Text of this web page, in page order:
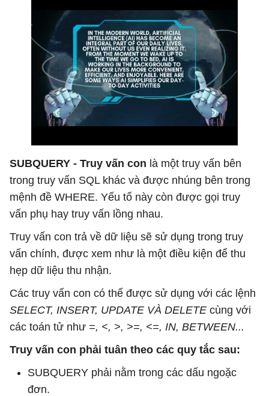
SUBQUERY - Truy vấn con là một truy vấn bên
trong truy vấn SQL khác và được nhúng bên trong
mệnh đề WHERE. Yếu tố này còn được gọi truy
vấn phụ hay truy vấn lồng nhau.
Truy vấn con trả về dữ liệu sẽ sử dụng trong truy
vấn chính, được xem như là một điều kiện để thu
hẹp dữ liệu thu nhận.
Các truy vấn con có thể được sử dụng với các lệnh
SELECT, INSERT, UPDATE VÀ DELETE cùng với
các toán tử như =, <, >, >=, <=, IN, BETWEEN...
Truy vấn con phải tuân theo các quy tắc sau:
SUBQUERY phải nằm trong các dấu ngoặc
đơn.